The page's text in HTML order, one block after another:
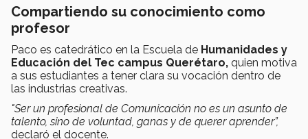
Compartiendo su conocimiento como
profesor
Paco es catedrático en la Escuela de Humanidades y
Educación del Tec campus Querétaro, quien motiva
a sus estudiantes a tener clara su vocación dentro de
las industrias creativas.
"Ser un profesional de Comunicación no es un asunto de
talento, sino de voluntad, ganas y de querer aprender”,
declaró el docente.